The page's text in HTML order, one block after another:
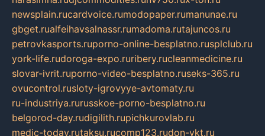
newsplain.rucardvoice.rumodopaper.rumanunae.ru
gbget.rualfeihavsalnassr.rumadoma.rutajuncos.ru
petrovkasports.ruporno-online-besplatno.rusplclub.ru
york-life.rudoroga-expo.ruribery.rucleanmedicine.ru
slovar-ivrit.ruporno-video-besplatno.ruseks-365.ru
ovucontrol.rusloty-igrovyye-avtomaty.ru
ru-industriya.rurusskoe-porno-besplatno.ru
belgorod-day.rudigilith.rupichkurovlab.ru
medic-today.rutaksu.rucomp123.rudon-ykt.ru